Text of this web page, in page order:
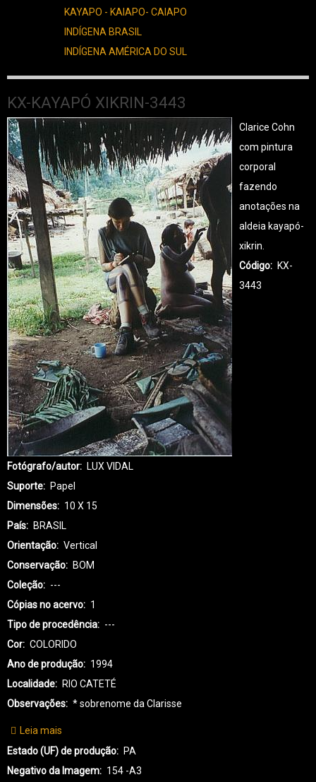
KAYAPO - KAIAPO- CAIAPO
INDÍGENA BRASIL
INDÍGENA AMÉRICA DO SUL
KX-KAYAPÓ XIKRIN-3443
Clarice Cohn
com pintura
corporal
fazendo
anotações na
aldeia kayapó-
xikrin.
Código
KX-
3443
Fotógrafo/autor
LUX VIDAL
Suporte
Papel
Dimensões
10 X 15
País
BRASIL
Orientação
Vertical
Conservação
BOM
Coleção
---
Cópias no acervo
1
Tipo de procedência
---
Cor
COLORIDO
Ano de produção
1994
Localidade
RIO CATETÉ
Observações
* sobrenome da Clarisse
Leia mais
KX-
KAYAPÓ
Estado (UF) de produção
PA
Negativo da Imagem
154 -A3